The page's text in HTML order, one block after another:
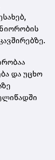
და უცხო